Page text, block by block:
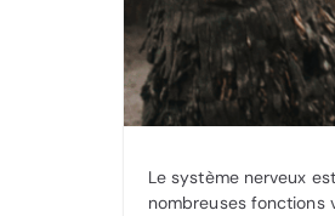
Le système nerveux
nombreuses fonctions